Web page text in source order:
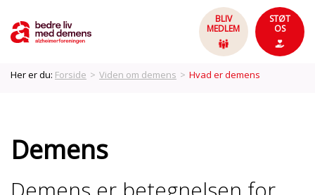
BLIV
MEDLEM
STØT
OS
Her er du: Forside > Viden om demens > Hvad er demens
Demens